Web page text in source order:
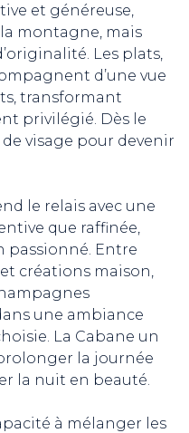
et généreuse,
montagne, mais
Les plats,
d’une vue
transformant
privilégié. Dès le
visage pour devenir
le relais avec une
que raffinée,
passionné. Entre
créations maison,
une ambiance
La Cabane un
la journée
la nuit en beauté.
à mélanger les